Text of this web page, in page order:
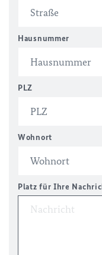
Hausnummer
PLZ
Wohnort
Platz für Ihre